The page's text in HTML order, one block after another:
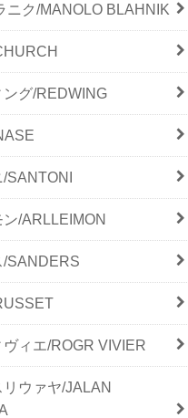
ニク/MANOLO BLAHNIK
ング/REDWING
SANTONI
/ARLLEIMON
/SANDERS
ヴィエ/ROGR VIVIER
ウァヤ/JALAN